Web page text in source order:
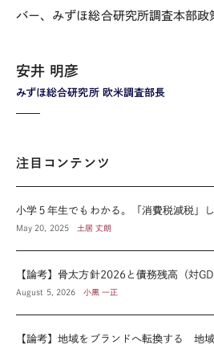
バー、みずほ総合研究所調査本部政
みずほ総合研究所 欧米調査部長
安井 明彦
注目コンテンツ
小学５年生でもわかる。「消費税減税」
May 20, 2025 土居 丈朗
【論考】骨太方針2026と債務残高（対
August 5, 2026 小黒 一正
【論考】地域をブランドへ転換する 地